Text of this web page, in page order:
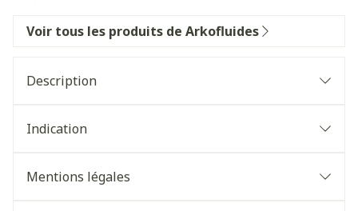
Voir tous les produits de Arkofluides
Description
Indication
Mentions légales